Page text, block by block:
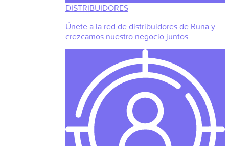
DISTRIBUIDORES
Únete a la red de distribuidores de Runa y
crezcamos nuestro negocio juntos